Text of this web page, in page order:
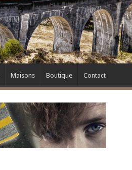
Maisons Boutique Contact